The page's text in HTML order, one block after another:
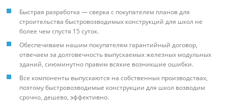
Быстрая разработка — сверка с покупателем планов для
строительства быстровозводимых конструкций для школ не
более чем спустя 15 суток.
Обеспечиваем нашим покупателям гарантийный договор,
отвечаем за долговечность выпускаемых железных модульных
зданий, сиюминутно правим всякие возникшие ошибки.
Все компоненты выпускаются на собственных производствах,
поэтому быстровозводимые конструкции для школ возводим
срочно, дешево, эффективно.